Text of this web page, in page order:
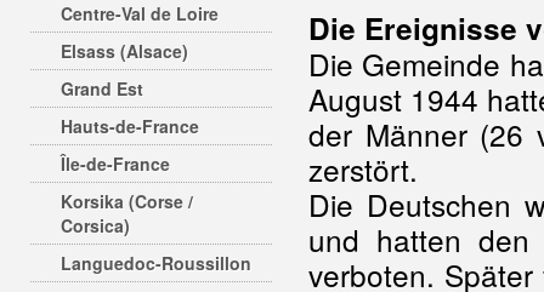
Centre-Val de Loire
Elsass (Alsace)
Grand Est
Hauts-de-France
Île-de-France
Korsika (Corse /
Corsica)
Languedoc-Roussillon
Die Ereignisse
Die Gemeinde
August 1944
der Männer (26
zerstört.
Die Deutschen
und hatten den
verboten.